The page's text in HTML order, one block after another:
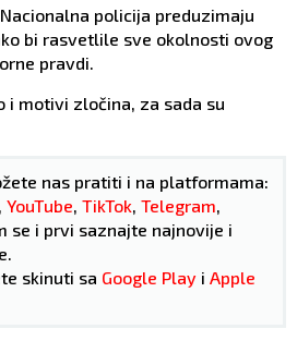
policija preduzimaju
bi rasvetlile sve okolnosti ovog
pravdi.
i motivi zločina, za sada su
nas pratiti i na platformama:
, YouTube, TikTok, Telegram,
se i prvi saznajte najnovije i
skinuti sa Google Play i Apple